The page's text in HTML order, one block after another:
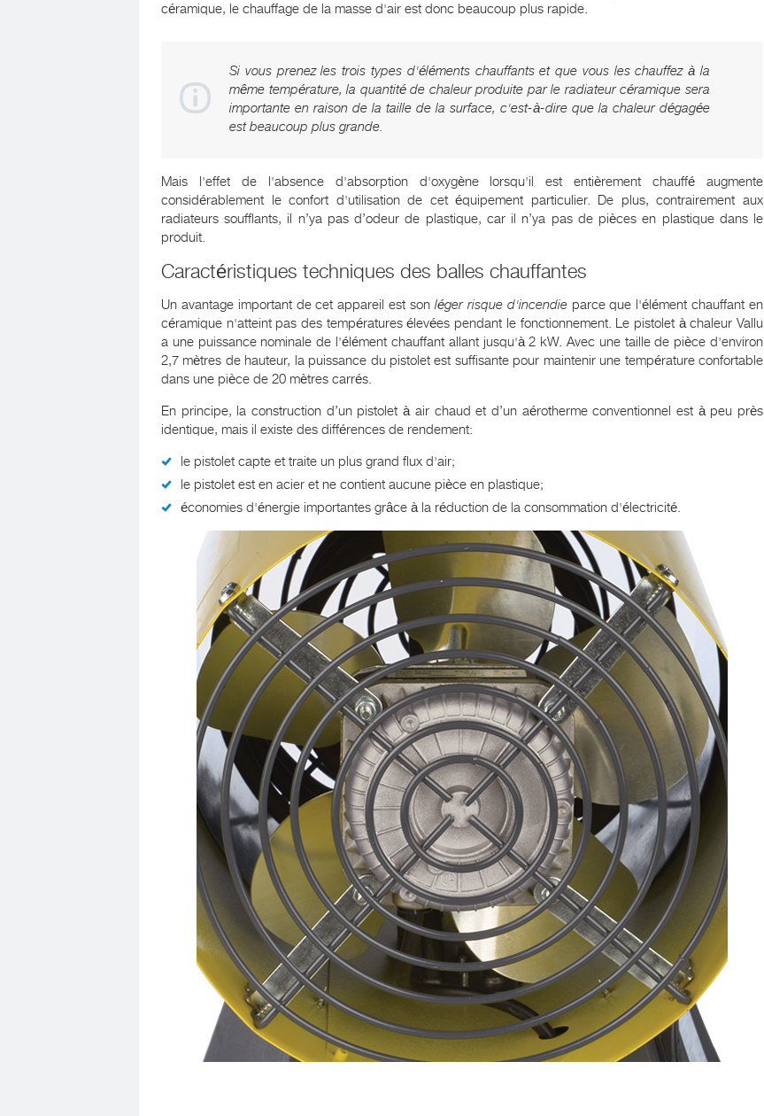
céramique, le chauffage de la masse d'air est donc beaucoup plus rapide.
Si vous prenez les trois types d'éléments chauffants et que vous les chauffez à la
même température, la quantité de chaleur produite par le radiateur céramique sera
importante en raison de la taille de la surface, c'est-à-dire que la chaleur dégagée
est beaucoup plus grande.
Mais l'effet de l'absence d'absorption d'oxygène lorsqu'il est entièrement chauffé augmente
considérablement le confort d'utilisation de cet équipement particulier. De plus, contrairement aux
radiateurs soufflants, il n’ya pas d’odeur de plastique, car il n’ya pas de pièces en plastique dans le
produit.
Caractéristiques techniques des balles chauffantes
Un avantage important de cet appareil est son léger risque d'incendieparce que l'élément chauffant en
céramique n'atteint pas des températures élevées pendant le fonctionnement. Le pistolet à chaleur Vallu
a une puissance nominale de l'élément chauffant allant jusqu'à 2 kW. Avec une taille de pièce d'environ
2,7 mètres de hauteur, la puissance du pistolet est suffisante pour maintenir une température confortable
dans une pièce de 20 mètres carrés.
En principe, la construction d’un pistolet à air chaud et d’un aérotherme conventionnel est à peu près
identique, mais il existe des différences de rendement:
le pistolet capte et traite un plus grand flux d'air;
le pistolet est en acier et ne contient aucune pièce en plastique;
économies d'énergie importantes grâce à la réduction de la consommation d'électricité.